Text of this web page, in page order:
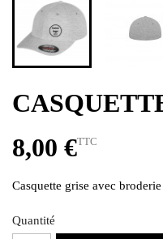
8,00 €TTC
Casquette grise avec
Quantité